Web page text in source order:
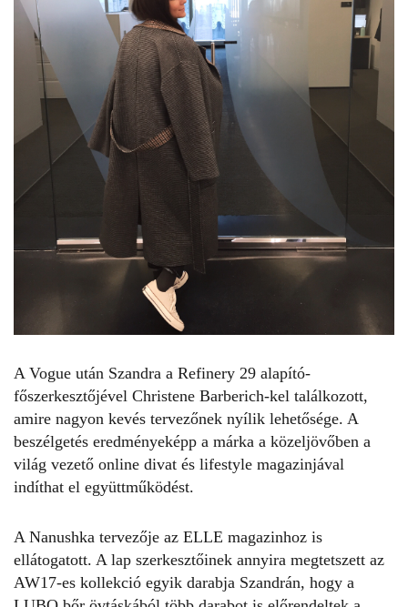
A Vogue után Szandra a Refinery 29 alapító-
főszerkesztőjével Christene Barberich-kel találkozott,
amire nagyon kevés tervezőnek nyílik lehetősége. A
beszélgetés eredményeképp a márka a közeljövőben a
világ vezető online divat és lifestyle magazinjával
indíthat el együttműködést.
A Nanushka tervezője az ELLE magazinhoz is
ellátogatott. A lap szerkesztőinek annyira megtetszett az
AW17-es kollekció egyik darabja Szandrán, hogy a